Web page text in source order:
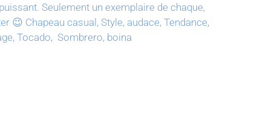
Seulement un exemplaire de chaque,
😉 Chapeau casual, Style, audace, Tendance,
Tocado, Sombrero, boina